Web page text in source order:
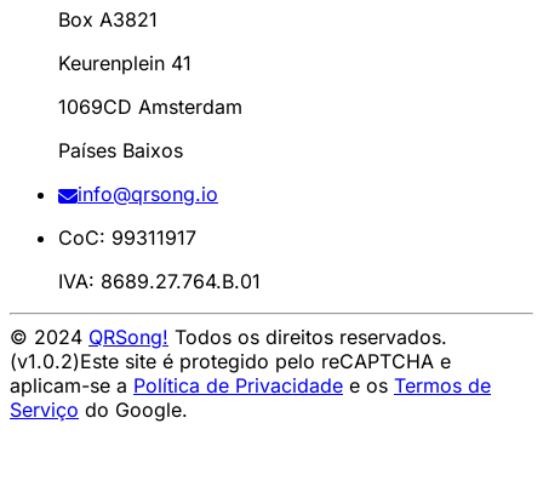
Box A3821
Keurenplein 41
1069CD Amsterdam
Países Baixos
info@qrsong.io
CoC: 99311917
IVA: 8689.27.764.B.01
© 2024 QRSong! Todos os direitos reservados.
(v1.0.2)Este site é protegido pelo reCAPTCHA e
aplicam-se a Política de Privacidade e os Termos de
Serviço do Google.